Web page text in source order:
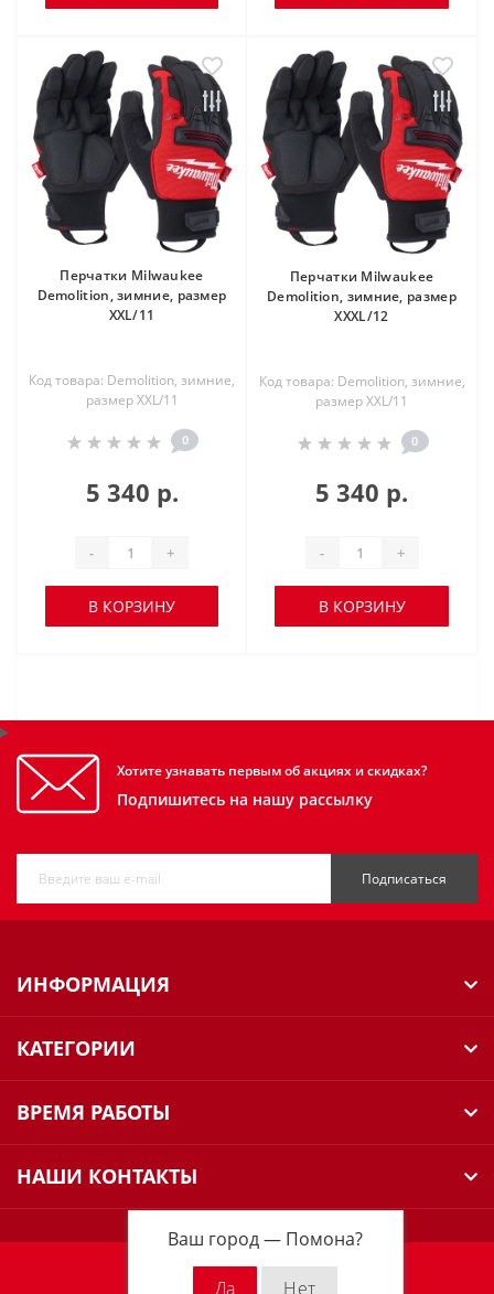
Ваш город — Помона?
Перчатки Milwaukee
Demolition, зимние, размер
XXL/11
Код товара: Demolition, зимние,
размер XXL/11
0
5 340 р.
- +
В КОРЗИНУ
Перчатки Milwaukee
Demolition, зимние, размер
XXXL/12
Код товара: Demolition, зимние,
размер XXL/11
0
5 340 р.
- +
В КОРЗИНУ
Хотите узнавать первым об акциях и скидках?
Подпишитесь на нашу рассылку
Подписаться
ИНФОРМАЦИЯ
КАТЕГОРИИ
ВРЕМЯ РАБОТЫ
НАШИ КОНТАКТЫ
Milwaukee Russia © 2026